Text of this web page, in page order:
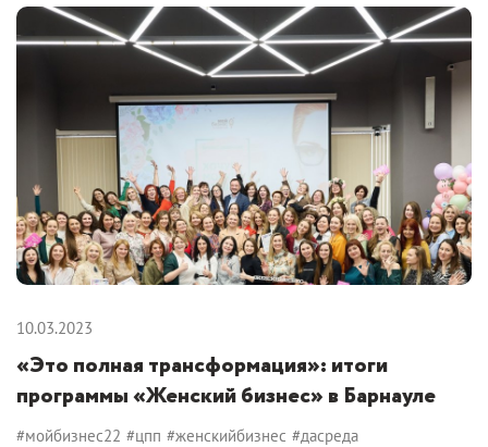
10.03.2023
«Это полная трансформация»: итоги
программы «Женский бизнес» в Барнауле
#мойбизнес22 #цпп #женскийбизнес #дасреда